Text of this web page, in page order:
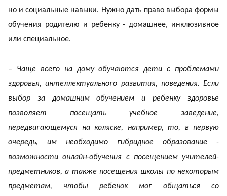
но и социальные навыки. Нужно дать право выбора формы
обучения родителю и ребенку - домашнее, инклюзивное
или специальное.
– Чаще всего на дому обучаются дети с проблемами
здоровья, интеллектуального развития, поведения. Если
выбор за домашним обучением и ребенку здоровье
позволяет посещать учебное заведение,
передвигающемуся на коляске, например, то, в первую
очередь, им необходимо гибридное образование -
возможности онлайн-обучения с посещением учителей-
предметников, а также посещения школы по некоторым
предметам, чтобы ребенок мог общаться со